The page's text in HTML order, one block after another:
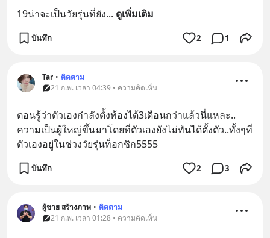
19น่าจะเป็นวัยรุ่นที่ยัง... ดูเพิ่มเติม
บันทึก 2 1
Tar • ติดตาม
21 ก.พ. เวลา 04:39 • ความคิดเห็น
ตอนรู้ว่าตัวเองกำลังตั้งท้องได้3เดือนกว่าแล้วนี่แหละ..
ความเป็นผู้ใหญ่ขึ้นมาโดยที่ตัวเองยังไม่ทันได้ตั้งตัว..ทั้งๆที่
ตัวเองอยู่ในช่วงวัยรุ่นท็อกซิก5555
บันทึก 2 3
ผู้ชาย สร้างภาพ • ติดตาม
21 ก.พ. เวลา 01:28 • ความคิดเห็น